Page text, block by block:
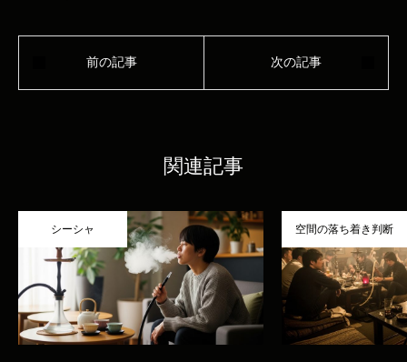
関連記事
シーシャ 空間の落ち着き判断